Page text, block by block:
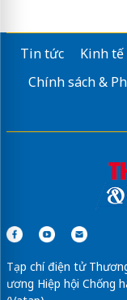
Tin tức Kinh tế
Chính sách &
Tạp chí điện tử
ương Hiệp hội Chống